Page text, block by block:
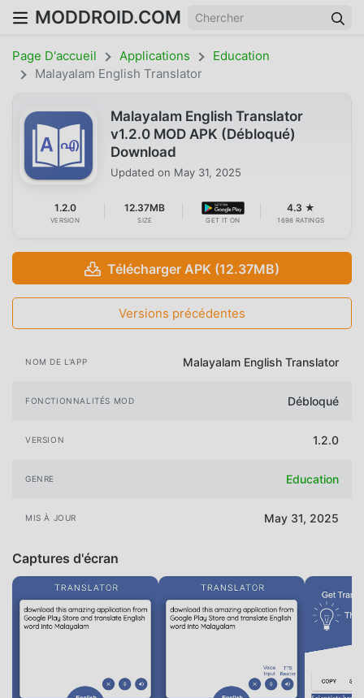
MODDROID.COM
Page D'accueil Applications
Education
Malayalam English Translator
Malayalam English Translator
v1.2.0 MOD APK (Débloqué)
Download
Updated on May 31, 2025
1.2.0
VERSION
12.37MB
SIZE GET IT ON
4.3 ★
1698 RATINGS
Télécharger APK (12.37MB)
Versions précédentes
NOM DE L'APP Malayalam English Translator
FONCTIONNALITÉS MOD Débloqué
VERSION 1.2.0
GENRE Education
MIS À JOUR May 31, 2025
Captures d'écran